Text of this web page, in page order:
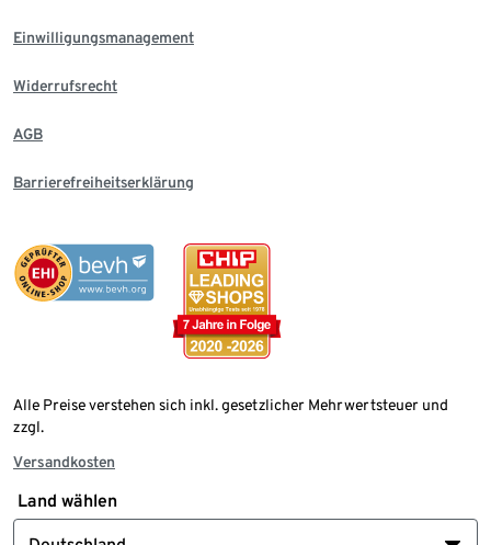
Einwilligungsmanagement
Widerrufsrecht
AGB
Barrierefreiheitserklärung
Alle Preise verstehen sich inkl. gesetzlicher Mehrwertsteuer und
zzgl.
Versandkosten
Land wählen